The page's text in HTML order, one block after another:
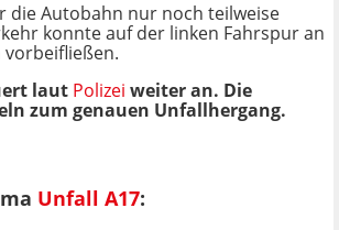
die Autobahn nur noch teilweise
konnte auf der linken Fahrspur an
vorbeifließen.
laut Polizei weiter an. Die
zum genauen Unfallhergang.
Unfall A17: